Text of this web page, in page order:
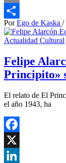
Email
Compartir
Por Ego de Kaska /
Actualidad Cultural
Felipe
Principito»
El relato de El
el año 1943, ha
Facebook
X